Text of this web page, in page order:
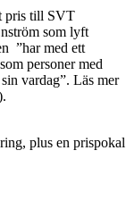
pris till SVT
som lyft
”har med ett
personer med
vardag”. Läs mer
plus en